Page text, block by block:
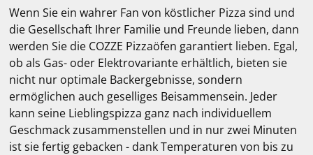
Wenn Sie ein wahrer Fan von köstlicher Pizza sind und
die Gesellschaft Ihrer Familie und Freunde lieben, dann
werden Sie die COZZE Pizzaöfen garantiert lieben. Egal,
ob als Gas- oder Elektrovariante erhältlich, bieten sie
nicht nur optimale Backergebnisse, sondern
ermöglichen auch geselliges Beisammensein. Jeder
kann seine Lieblingspizza ganz nach individuellem
Geschmack zusammenstellen und in nur zwei Minuten
ist sie fertig gebacken - dank Temperaturen von bis zu